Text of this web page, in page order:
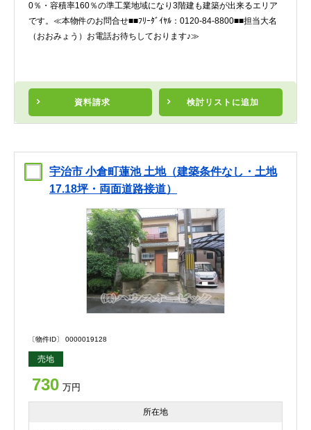
資料請求 検討リスト に追加
0％・容積率160％の準工業地域になり3階建も建築が出来るエリア
です。≪本物件のお問合せ■■ﾌﾘｰﾀﾞｲﾔﾙ：0120-84-8800■■担当大名
（おおみょう）お電話お待ちしております♪≫
宇治市 小倉町蓮池 土地（建築条件なし・土地
17.18坪・両面道路接道）
〔物件ID〕 0000019128
売地
730 万円
所在地